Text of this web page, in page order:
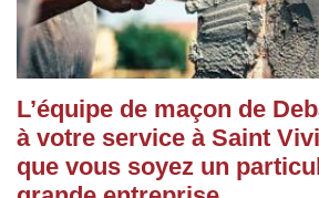
L’équipe de maçon de
à votre service à Saint
que vous soyez un